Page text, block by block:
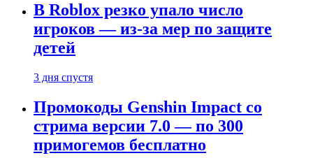
В Roblox резко упало число
игроков — из-за мер по защите
детей
3 дня спустя
Промокоды Genshin Impact со
стрима версии 7.0 — по 300
примогемов бесплатно